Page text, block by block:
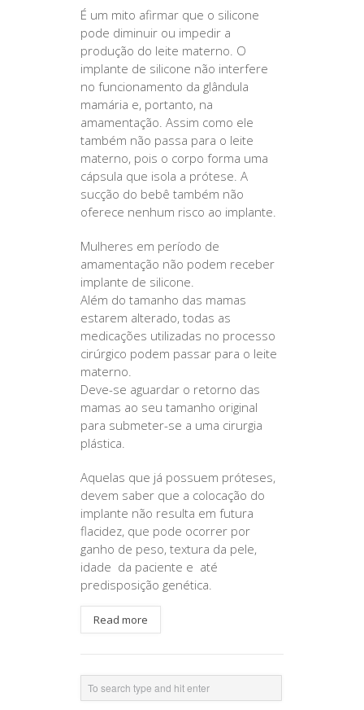
É um mito afirmar que o silicone
pode diminuir ou impedir a
produção do leite materno. O
implante de silicone não interfere
no funcionamento da glândula
mamária e, portanto, na
amamentação. Assim como ele
também não passa para o leite
materno, pois o corpo forma uma
cápsula que isola a prótese. A
sucção do bebê também não
oferece nenhum risco ao implante.
Mulheres em período de
amamentação não podem receber
implante de silicone.
Além do tamanho das mamas
estarem alterado, todas as
medicações utilizadas no processo
cirúrgico podem passar para o leite
materno.
Deve-se aguardar o retorno das
mamas ao seu tamanho original
para submeter-se a uma cirurgia
plástica.
Aquelas que já possuem próteses,
devem saber que a colocação do
implante não resulta em futura
flacidez, que pode ocorrer por
ganho de peso, textura da pele,
idade da paciente e até
predisposição genética.
Read more